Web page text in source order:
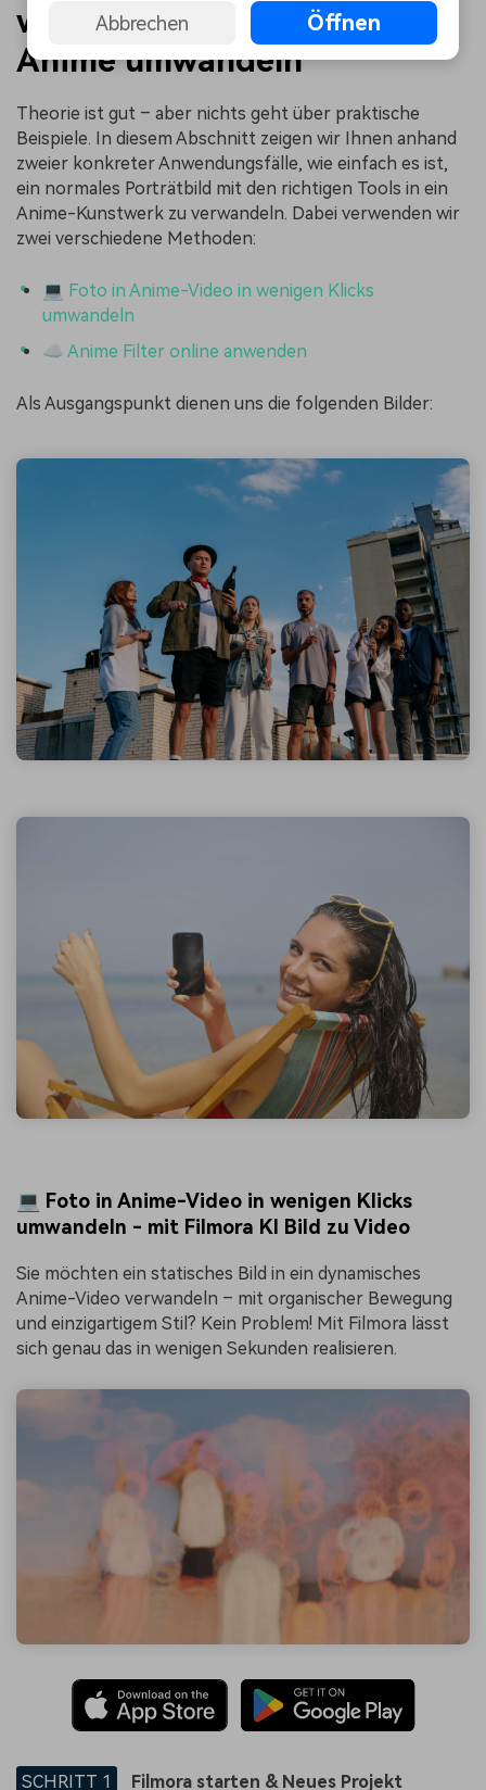
wandeln Sie Ihr Foto in
Anime umwandeln
Theorie ist gut – aber nichts geht über praktische
Beispiele. In diesem Abschnitt zeigen wir Ihnen anhand
zweier konkreter Anwendungsfälle, wie einfach es ist,
ein normales Porträtbild mit den richtigen Tools in ein
Anime-Kunstwerk zu verwandeln. Dabei verwenden wir
zwei verschiedene Methoden:
💻 Foto in Anime-Video in wenigen Klicks
umwandeln
☁️ Anime Filter online anwenden
Als Ausgangspunkt dienen uns die folgenden Bilder:
💻 Foto in Anime-Video in wenigen Klicks
umwandeln - mit Filmora KI Bild zu Video
Sie möchten ein statisches Bild in ein dynamisches
Anime-Video verwandeln – mit organischer Bewegung
und einzigartigem Stil? Kein Problem! Mit Filmora lässt
sich genau das in wenigen Sekunden realisieren.
SCHRITT 1
Filmora starten & Neues Projekt
Abbrechen Öffnen